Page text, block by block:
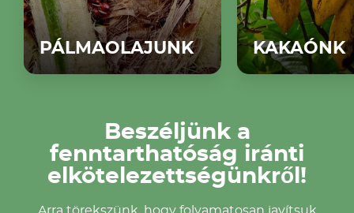
PÁLMAOLAJUNK KAKAÓNK
Beszéljünk a
fenntarthatóság iránti
elkötelezettségünkről!